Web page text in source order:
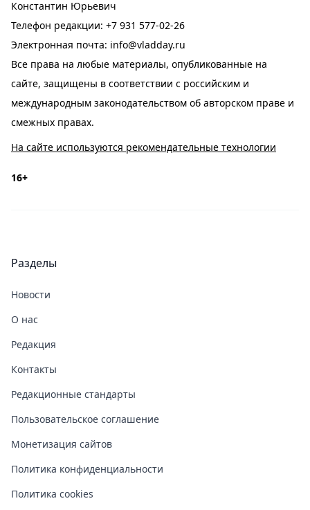
Константин Юрьевич
Телефон редакции: +7 931 577-02-26
Электронная почта: info@vladday.ru
Все права на любые материалы, опубликованные на
сайте, защищены в соответствии с российским и
международным законодательством об авторском праве и
смежных правах.
На сайте используются рекомендательные технологии
16+
Разделы
Новости
О нас
Редакция
Контакты
Редакционные стандарты
Пользовательское соглашение
Монетизация сайтов
Политика конфиденциальности
Политика cookies